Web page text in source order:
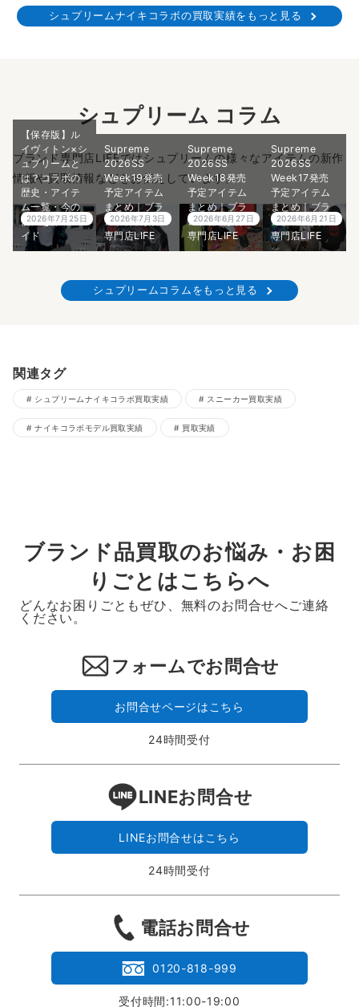
シュプリームナイキコラボの買取実績をもっと見る
シュプリーム コラム
ブランド専門店LIFEではシュプリームの様々なアイテムの新作
情報や買取情報などをお伝えしています。
【保存版】ル
イヴィトン×シ
ュプリームと
は？コラボの
歴史・アイテ
ム一覧・今の
価値を徹底ガ
イド
2026年7月25日
Supreme
2026SS
Week19発売
予定アイテム
まとめ｜ブラ
ンド古着買取
専門店LIFE
2026年7月3日
Supreme
2026SS
Week18発売
予定アイテム
まとめ｜ブラ
ンド古着買取
専門店LIFE
2026年6月27日
Supreme
2026SS
Week17発売
予定アイテム
まとめ｜ブラ
ンド古着買取
専門店LIFE
2026年6月21日
シュプリームコラムをもっと見る
関連タグ
シュプリームナイキコラボ買取実績 スニーカー買取実績
ナイキコラボモデル買取実績 買取実績
ブランド品買取のお悩み・お困
りごとはこちらへ
どんなお困りごともぜひ、無料のお問合せへご連絡
ください。
フォームでお問合せ
お問合せページはこちら
24時間受付
LINEお問合せ
LINEお問合せはこちら
24時間受付
電話お問合せ
0120-818-999
受付時間:11:00-19:00